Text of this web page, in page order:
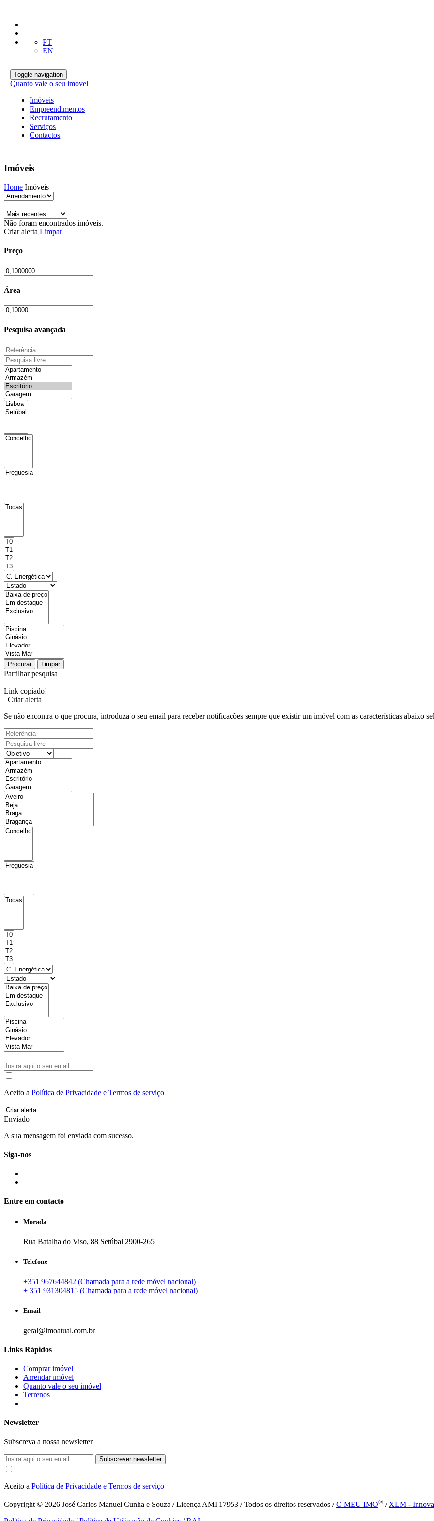
PT
EN
Toggle navigation
Quanto vale o seu imóvel
Imóveis
Empreendimentos
Recrutamento
Serviços
Contactos
Imóveis
Home Imóveis
Não foram encontrados imóveis.
Criar alerta Limpar
Preço
Área
Pesquisa avançada
Procurar Limpar
Partilhar pesquisa
Link copiado!
Criar alerta
Se não encontra o que procura, introduza o seu email para receber notificações sempre que existir um imóvel com as características abaixo
Aceito a Política de Privacidade e Termos de serviço
Enviado
A sua mensagem foi enviada com sucesso.
Siga-nos
Entre em contacto
Morada
Rua Batalha do Viso, 88 Setúbal 2900-265
Telefone
+351 967644842 (Chamada para a rede móvel nacional)
+ 351 931304815 (Chamada para a rede móvel nacional)
Email
geral@imoatual.com.br
Links Rápidos
Comprar imóvel
Arrendar imóvel
Quanto vale o seu imóvel
Terrenos
Newsletter
Subscreva a nossa newsletter
Subscrever newsletter
Aceito a Política de Privacidade e Termos de serviço
Copyright © 2026 José Carlos Manuel Cunha e Souza / Licença AMI 17953 / Todos os direitos reservados /O MEU IMO® / XLM -